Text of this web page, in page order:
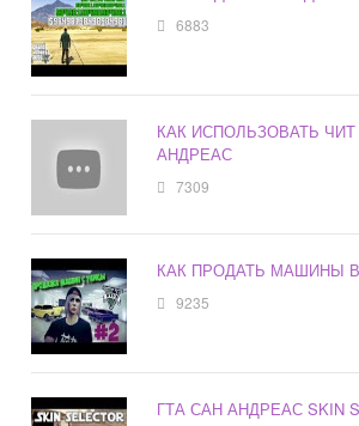
6883
КАК ИСПОЛЬЗОВАТЬ
АНДРЕАС
7309
КАК ПРОДАТЬ МАШИНЫ
9235
ГТА САН АНДРЕАС SKIN